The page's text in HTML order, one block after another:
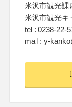
米沢市観光課
米沢市観光キ
tel : 0238-22-
mail : y-